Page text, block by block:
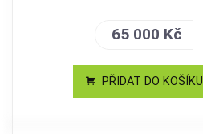
65 000 Kč
PŘIDAT DO KOŠÍKU